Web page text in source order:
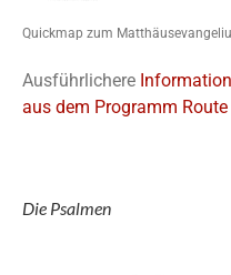
Quickmap zum
Ausführlichere
aus dem Programm
Die Psalmen